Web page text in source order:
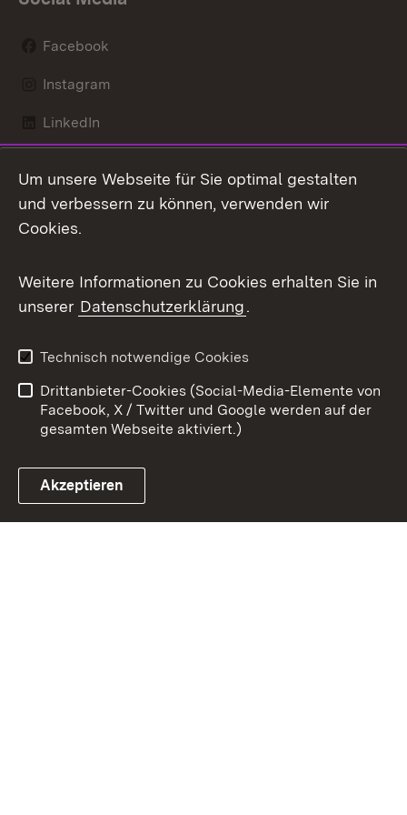
Facebook
Instagram
LinkedIn
X / Twitter
Youtube
Link zum Landesportal
Kontakt
Datenschutz
Barrierefreiheit
Impressum
Cookies
Um unsere Webseite für Sie optimal gestalten
und verbessern zu können, verwenden wir
Cookies.
Weitere Informationen zu Cookies erhalten Sie in
unserer Datenschutzerklärung.
Technisch notwendige Cookies
Drittanbieter-Cookies (Social-Media-Elemente von
Facebook, X / Twitter und Google werden auf der
gesamten Webseite aktiviert.)
Akzeptieren